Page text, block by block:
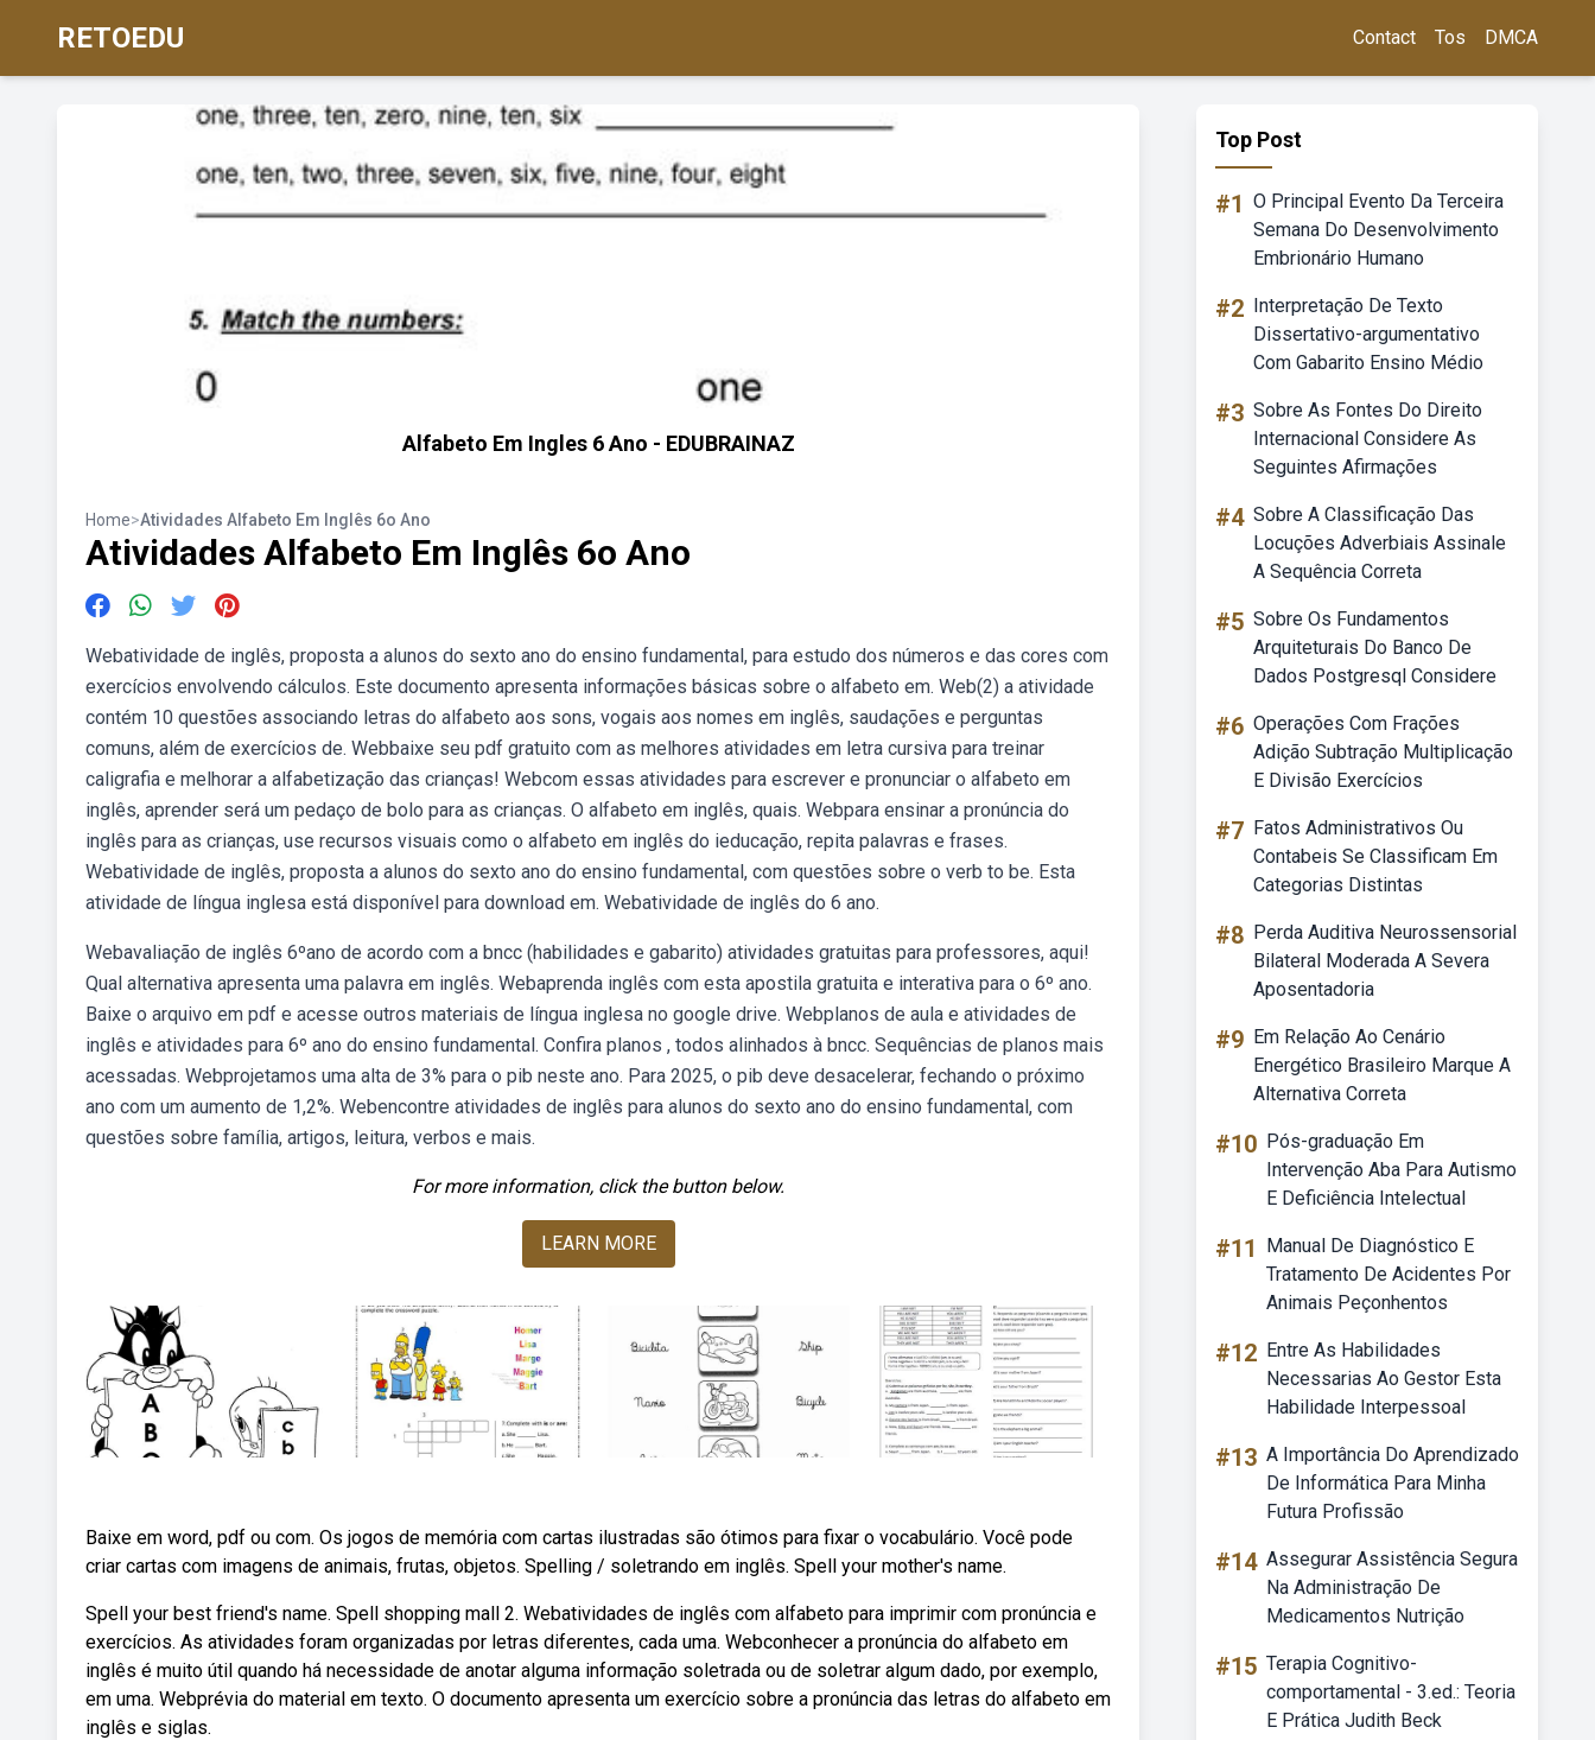
RETOEDU Contact Tos DMCA
Alfabeto Em Ingles 6 Ano - EDUBRAINAZ
Home>Atividades Alfabeto Em Inglês 6o Ano
Atividades Alfabeto Em Inglês 6o Ano
Webatividade de inglês, proposta a alunos do sexto ano do ensino fundamental, para estudo dos números e das cores com
exercícios envolvendo cálculos. Este documento apresenta informações básicas sobre o alfabeto em. Web(2) a atividade
contém 10 questões associando letras do alfabeto aos sons, vogais aos nomes em inglês, saudações e perguntas
comuns, além de exercícios de. Webbaixe seu pdf gratuito com as melhores atividades em letra cursiva para treinar
caligrafia e melhorar a alfabetização das crianças! Webcom essas atividades para escrever e pronunciar o alfabeto em
inglês, aprender será um pedaço de bolo para as crianças. O alfabeto em inglês, quais. Webpara ensinar a pronúncia do
inglês para as crianças, use recursos visuais como o alfabeto em inglês do ieducação, repita palavras e frases.
Webatividade de inglês, proposta a alunos do sexto ano do ensino fundamental, com questões sobre o verb to be. Esta
atividade de língua inglesa está disponível para download em. Webatividade de inglês do 6 ano.
Webavaliação de inglês 6ºano de acordo com a bncc (habilidades e gabarito) atividades gratuitas para professores, aqui!
Qual alternativa apresenta uma palavra em inglês. Webaprenda inglês com esta apostila gratuita e interativa para o 6º ano.
Baixe o arquivo em pdf e acesse outros materiais de língua inglesa no google drive. Webplanos de aula e atividades de
inglês e atividades para 6º ano do ensino fundamental. Confira planos , todos alinhados à bncc. Sequências de planos mais
acessadas. Webprojetamos uma alta de 3% para o pib neste ano. Para 2025, o pib deve desacelerar, fechando o próximo
ano com um aumento de 1,2%. Webencontre atividades de inglês para alunos do sexto ano do ensino fundamental, com
questões sobre família, artigos, leitura, verbos e mais.
For more information, click the button below.
LEARN MORE
Baixe em word, pdf ou com. Os jogos de memória com cartas ilustradas são ótimos para fixar o vocabulário. Você pode
criar cartas com imagens de animais, frutas, objetos. Spelling / soletrando em inglês. Spell your mother's name.
Spell your best friend's name. Spell shopping mall 2. Webatividades de inglês com alfabeto para imprimir com pronúncia e
exercícios. As atividades foram organizadas por letras diferentes, cada uma. Webconhecer a pronúncia do alfabeto em
inglês é muito útil quando há necessidade de anotar alguma informação soletrada ou de soletrar algum dado, por exemplo,
em uma. Webprévia do material em texto. O documento apresenta um exercício sobre a pronúncia das letras do alfabeto em
inglês e siglas.
Top Post
#1 O Principal Evento Da Terceira
Semana Do Desenvolvimento
Embrionário Humano
#2 Interpretação De Texto
Dissertativo-argumentativo
Com Gabarito Ensino Médio
#3 Sobre As Fontes Do Direito
Internacional Considere As
Seguintes Afirmações
#4 Sobre A Classificação Das
Locuções Adverbiais Assinale
A Sequência Correta
#5 Sobre Os Fundamentos
Arquiteturais Do Banco De
Dados Postgresql Considere
#6 Operações Com Frações
Adição Subtração Multiplicação
E Divisão Exercícios
#7 Fatos Administrativos Ou
Contabeis Se Classificam Em
Categorias Distintas
#8 Perda Auditiva Neurossensorial
Bilateral Moderada A Severa
Aposentadoria
#9 Em Relação Ao Cenário
Energético Brasileiro Marque A
Alternativa Correta
#10 Pós-graduação Em
Intervenção Aba Para Autismo
E Deficiência Intelectual
#11
Manual De Diagnóstico E
Tratamento De Acidentes Por
Animais Peçonhentos
#12 Entre As Habilidades
Necessarias Ao Gestor Esta
Habilidade Interpessoal
#13 A Importância Do Aprendizado
De Informática Para Minha
Futura Profissão
#14 Assegurar Assistência Segura
Na Administração De
Medicamentos Nutrição
#15 Terapia Cognitivo-
comportamental - 3.ed.: Teoria
E Prática Judith Beck